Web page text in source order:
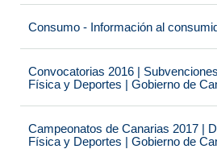
Consumo - Información al
Convocatorias 2016 |
Física y Deportes | Gobierno de
Campeonatos de Canarias 2017 |
Física y Deportes | Gobierno de